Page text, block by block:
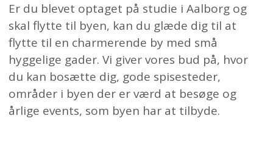
Er du blevet optaget på studie i Aalborg og
skal flytte til byen, kan du glæde dig til at
flytte til en charmerende by med små
hyggelige gader. Vi giver vores bud på, hvor
du kan bosætte dig, gode spisesteder,
områder i byen der er værd at besøge og
årlige events, som byen har at tilbyde.